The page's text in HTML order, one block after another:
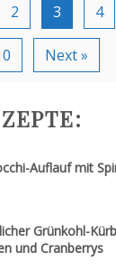
2 3 4
Next »
Auflauf mit
Grünkohl-
und Cranberrys